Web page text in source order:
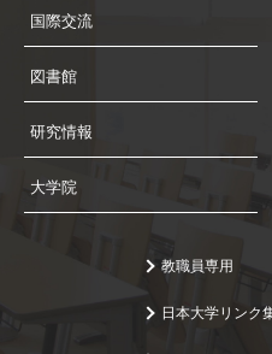
国際交流
図書館
研究情報
大学院
教職員専用
日本大学リンク